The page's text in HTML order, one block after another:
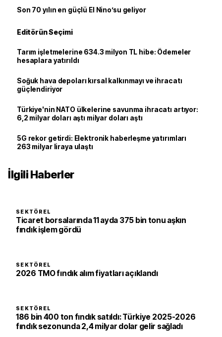
Son 70 yılın en güçlü El Nino’su geliyor
Editörün Seçimi
Tarım işletmelerine 634.3 milyon TL hibe: Ödemeler
hesaplara yatırıldı
Soğuk hava depoları kırsal kalkınmayı ve ihracatı
güçlendiriyor
Türkiye'nin NATO ülkelerine savunma ihracatı artıyor:
6,2 milyar doları aştı milyar doları aştı
5G rekor getirdi: Elektronik haberleşme yatırımları
263 milyar liraya ulaştı
İlgili Haberler
SEKTÖREL
Ticaret borsalarında 11 ayda 375 bin tonu aşkın
fındık işlem gördü
SEKTÖREL
2026 TMO fındık alım fiyatları açıklandı
SEKTÖREL
186 bin 400 ton fındık satıldı: Türkiye 2025-2026
fındık sezonunda 2,4 milyar dolar gelir sağladı